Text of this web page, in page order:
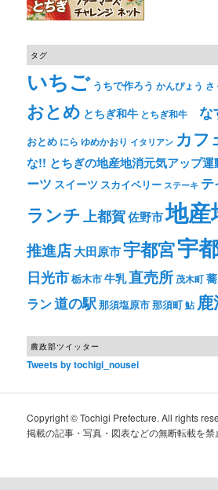
タグ
いちご うちで作ろう かんぴょう さ
おとめ とちぎ和牛 とちぎ和牛 な
おとめ にら ゆめかおり イタリアン カフ
な!! とちぎの地産地消元気アップ運
ーツ スイーツ スカイベリー ステーキ テ
ランチ上都賀佐野市地産
推進店大田原市宇都宮宇
日光市栃木市牛乳直売所茂木町
ラン道の駅那須塩原市那須町鮎 鹿
農政部ツイッター
Tweets by tochigi_nousei
Copyright © Tochigi Prefecture. All rights
掲載の記事・写真・図表などの無断転載を禁